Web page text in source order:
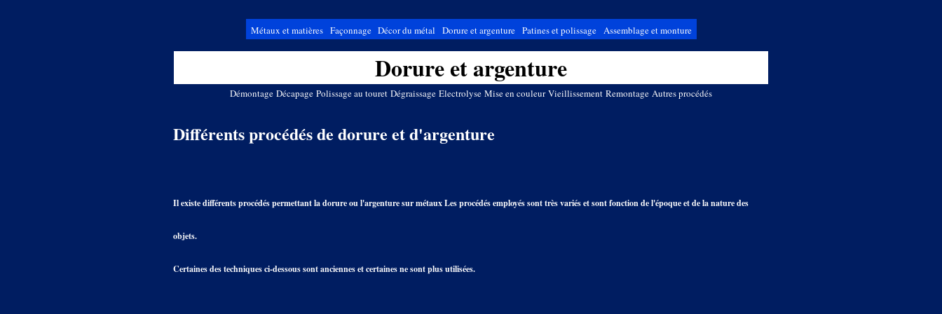
Métaux et matières Façonnage Décor du métal Dorure et argenture Patines et polissage Assemblage et monture
Dorure et argenture
Démontage Décapage Polissage au touret Dégraissage Electrolyse Mise en couleur Vieillissement Remontage Autres procédés
Différents procédés de dorure et d'argenture
Il existe différents procédés permettant la dorure ou l'argenture sur métaux Les procédés employés sont très variés et sont fonction de l'époque et de la nature des
objets.
Certaines des techniques ci-dessous sont anciennes et certaines ne sont plus utilisées.